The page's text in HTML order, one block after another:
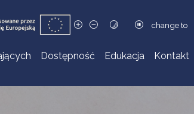
change to
Dostępność Edukacja Kontakt